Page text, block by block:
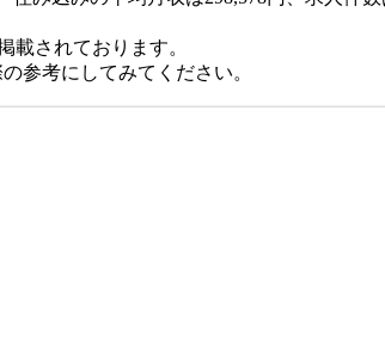
載されております。
参考にしてみてください。